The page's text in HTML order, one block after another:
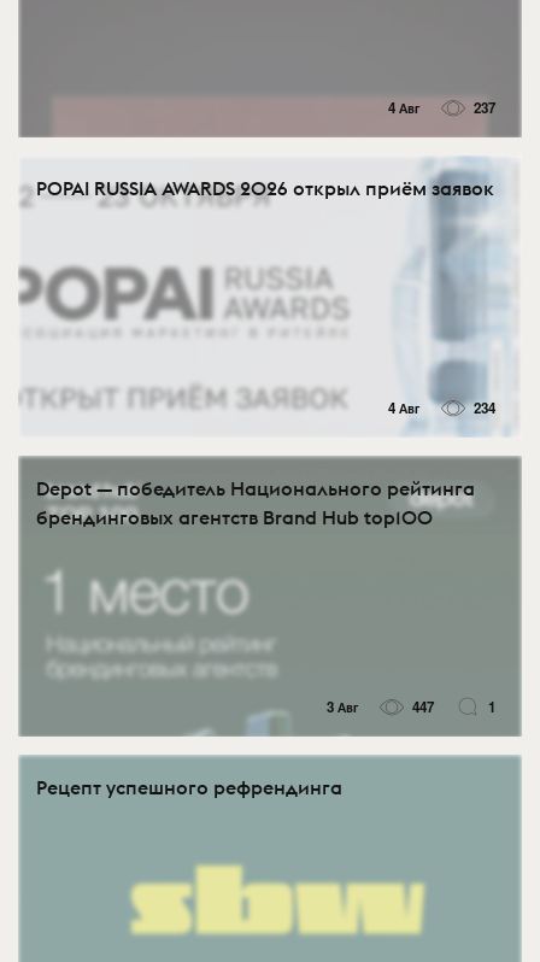
4 Авг 237
POPAI RUSSIA AWARDS 2026 открыл приём заявок
4 Авг 234
Depot — победитель Национального рейтинга
брендинговых агентств Brand Hub top100
3 Авг 447 1
Рецепт успешного рефрендинга